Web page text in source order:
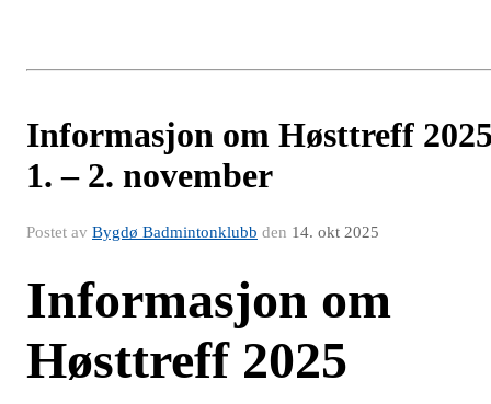
Informasjon om Høsttreff
1. – 2. november
Postet av Bygdø Badmintonklubb den 14. okt 2025
Informasjon om
Høsttreff 2025